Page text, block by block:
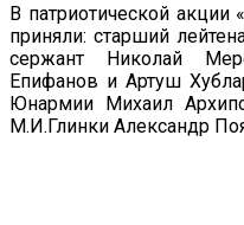
В патриотической акции
приняли: старший
сержант Николай
Епифанов и Артуш
Юнармии Михаил
М.И.Глинки Александр